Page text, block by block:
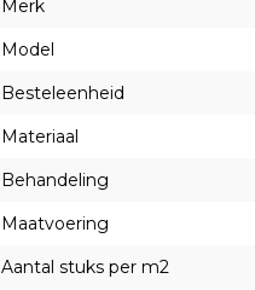
Merk
Model
Besteleenheid
Materiaal
Behandeling
Maatvoering
Aantal stuks per m2